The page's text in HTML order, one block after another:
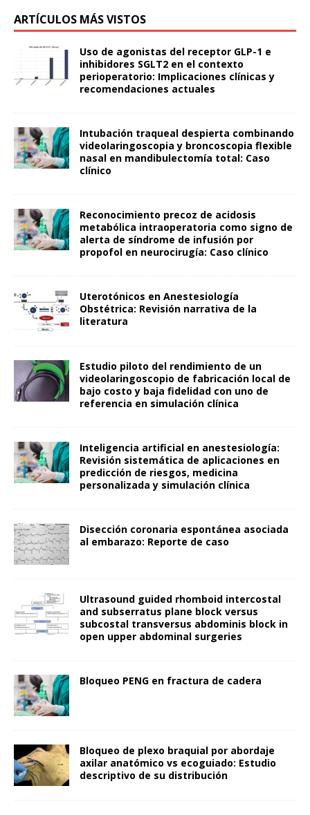
ARTÍCULOS MÁS VISTOS
Uso de agonistas del receptor GLP-1 e
inhibidores SGLT2 en el contexto
perioperatorio: Implicaciones clínicas y
recomendaciones actuales
Intubación traqueal despierta combinando
videolaringoscopia y broncoscopia flexible
nasal en mandibulectomía total: Caso
clínico
Reconocimiento precoz de acidosis
metabólica intraoperatoria como signo de
alerta de síndrome de infusión por
propofol en neurocirugía: Caso clínico
Uterotónicos en Anestesiología
Obstétrica: Revisión narrativa de la
literatura
Estudio piloto del rendimiento de un
videolaringoscopio de fabricación local de
bajo costo y baja fidelidad con uno de
referencia en simulación clínica
Inteligencia artificial en anestesiología:
Revisión sistemática de aplicaciones en
predicción de riesgos, medicina
personalizada y simulación clínica
Disección coronaria espontánea asociada
al embarazo: Reporte de caso
Ultrasound guided rhomboid intercostal
and subserratus plane block versus
subcostal transversus abdominis block in
open upper abdominal surgeries
Bloqueo PENG en fractura de cadera
Bloqueo de plexo braquial por abordaje
axilar anatómico vs ecoguiado: Estudio
descriptivo de su distribución